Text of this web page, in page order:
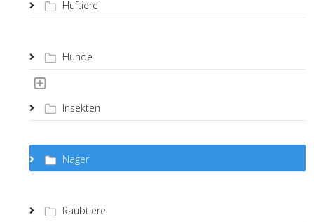
Huftiere
Hunde
Insekten
Nager
Raubtiere